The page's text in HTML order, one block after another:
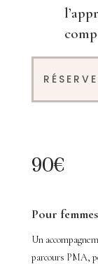
90€
Pour
Un
parcours PMA,